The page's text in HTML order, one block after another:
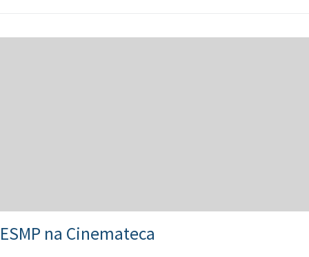
ESMP na Cinemateca